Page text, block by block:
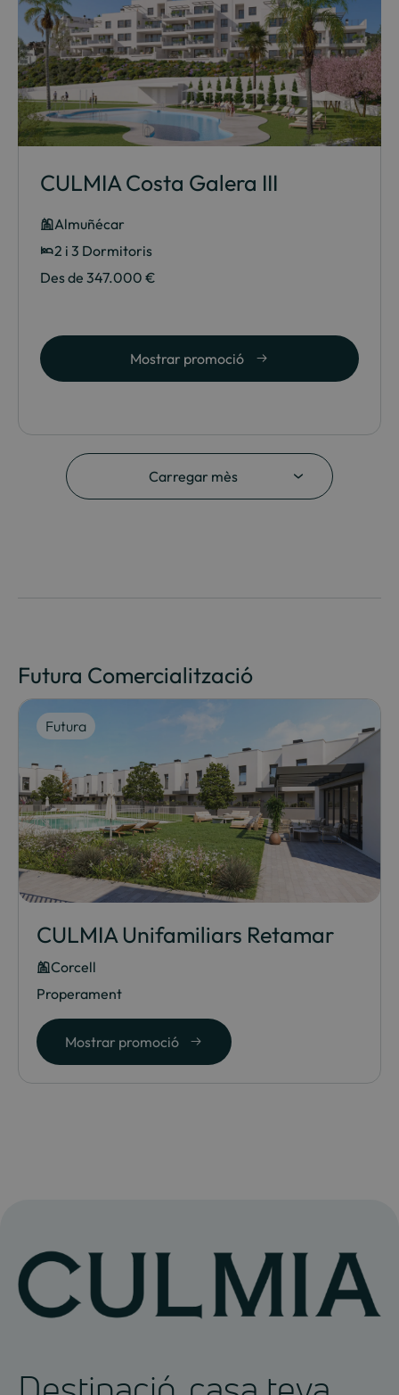
CULMIA Costa Galera III
Almuñécar
2 i 3 Dormitoris
Des de 347.000 €
Mostrar promoció
Carregar mès
Futura Comercialització
Futura
CULMIA Unifamiliars Retamar
Corcell
Properament
Mostrar promoció